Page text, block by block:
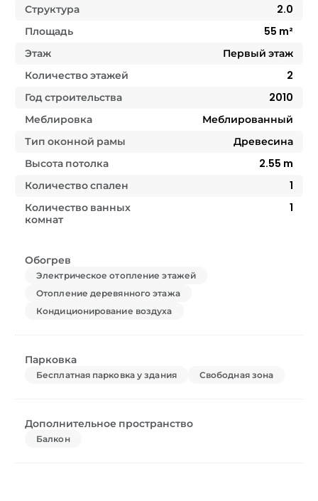
Структура
2.0
Площадь
55 m²
Этаж
Первый этаж
Количество этажей
2
Год строительства
2010
Меблировка
Меблированный
Тип оконной рамы
Древесина
Высота потолка
2.55 m
Количество спален
1
Количество ванных
комнат
1
Обогрев
Электрическое отопление этажей
Отопление деревянного этажа
Кондиционирование воздуха
Парковка
Бесплатная парковка у здания Свободная зона
Дополнительное пространство
Балкон